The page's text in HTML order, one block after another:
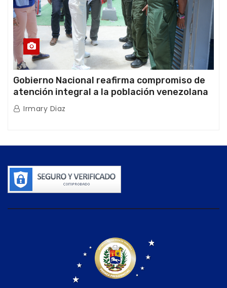
Gobierno Nacional reafirma compromiso de
atención integral a la población venezolana
tras doblete sísmico
Irmary Diaz